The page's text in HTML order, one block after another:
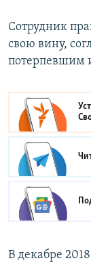
Сотрудник
свою вину,
потерпевшим
В декабре